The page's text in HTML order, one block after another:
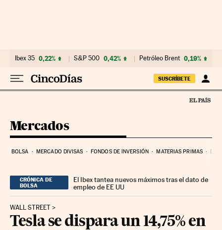
Ibex 35 0,22% S&P 500 0,42% Petróleo Brent 0,19%
SUSCRÍBETE
Mercados
BOLSA MERCADO DIVISAS FONDOS DE INVERSIÓN MATERIAS PRIMAS
CRÓNICA DE
BOLSA
El Ibex tantea nuevos máximos tras el dato de
empleo de EE UU
WALL STREET
Tesla se dispara un 14,75% en